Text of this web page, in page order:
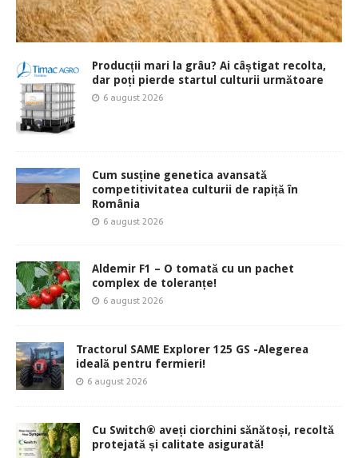
Producții mari la grâu? Ai câștigat recolta,
dar poți pierde startul culturii următoare
6 august 2026
Cum susține genetica avansată
competitivitatea culturii de rapiță în
România
6 august 2026
Aldemir F1 – O tomată cu un pachet
complex de toleranțe!
6 august 2026
Tractorul SAME Explorer 125 GS -Alegerea
ideală pentru fermieri!
6 august 2026
Cu Switch® aveți ciorchini sănătoși, recoltă
protejată și calitate asigurată!